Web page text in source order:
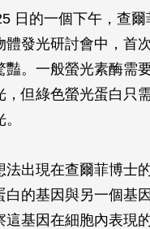
日的一個下午，查
體發光研討會中，首
豔。一般螢光素酶需
，但綠色螢光蛋白只
法出現在查爾菲博士
白的基因與另一個基
這基因在細胞內表現